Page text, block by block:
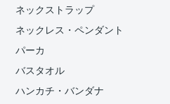
ネックストラップ
ネックレス・ペンダント
パーカ
バスタオル
ハンカチ・バンダナ